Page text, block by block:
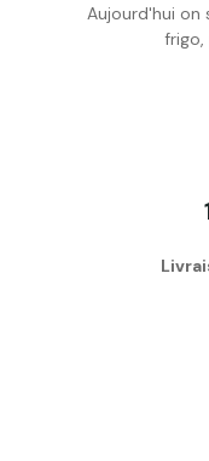
Aujourd'hui on
frigo,